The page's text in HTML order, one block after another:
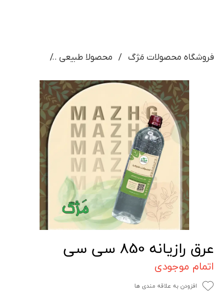
فروشگاه محصولات مَژگ محصولا طبیعی
عرق رازیانه 850 سی سی
اتمام موجودی
افزودن به علاقه مندی ها